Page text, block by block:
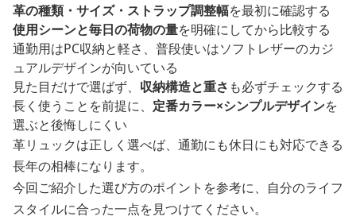
革の種類・サイズ・ストラップ調整幅を最初に確認する
使用シーンと毎日の荷物の量を明確にしてから比較する
通勤用はPC収納と軽さ、普段使いはソフトレザーのカジ
ュアルデザインが向いている
見た目だけで選ばず、 収納構造と重さ も必ずチェックする
長く使うことを前提に、 定番カラー×シンプルデザインを
選ぶと後悔しにくい
革リュックは正しく選べば、通勤にも休日にも対応できる
長年の相棒になります。
今回ご紹介した選び方のポイントを参考に、自分のライフ
スタイルに合った一点を見つけてください。